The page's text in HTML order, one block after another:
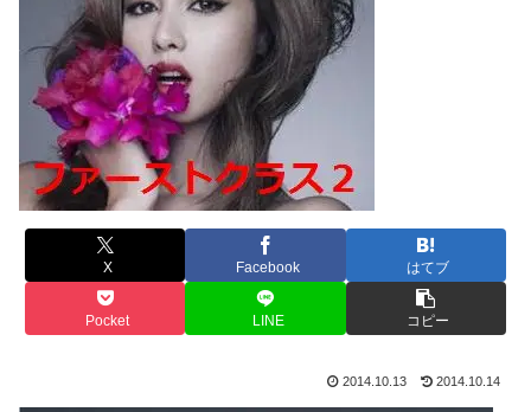
X Facebook はてブ
Pocket LINE コピー
2014.10.13 2014.10.14